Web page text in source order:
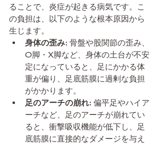
ることで、炎症が起きる病気です。こ
の負担は、以下のような根本原因から
生じます。
身体の歪み: 骨盤や股関節の歪み、
O脚・X脚など、身体の土台が不安
定になっていると、足にかかる体
重が偏り、足底筋膜に過剰な負担
がかかります。
足のアーチの崩れ: 偏平足やハイア
ーチなど、足のアーチが崩れてい
ると、衝撃吸収機能が低下し、足
底筋膜に直接的なダメージを与え